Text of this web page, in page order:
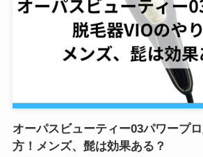
オーパスビューティー03パワープ
方！メンズ、髭は効果ある？